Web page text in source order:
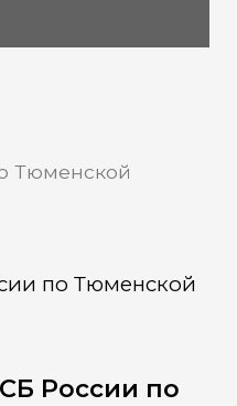
Тюменской
по Тюменской
России по